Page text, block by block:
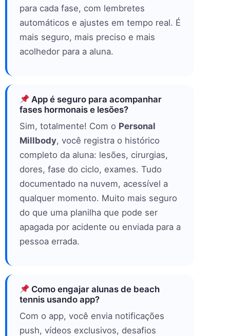
para cada fase, com lembretes
automáticos e ajustes em tempo real. É
mais seguro, mais preciso e mais
acolhedor para a aluna.
App é seguro para acompanhar
fases hormonais e lesões?
Sim, totalmente! Com o Personal
Millbody, você registra o histórico
completo da aluna: lesões, cirurgias,
dores, fase do ciclo, exames. Tudo
documentado na nuvem, acessível a
qualquer momento. Muito mais seguro
do que uma planilha que pode ser
apagada por acidente ou enviada para a
pessoa errada.
Como engajar alunas de beach
tennis usando app?
Com o app, você envia notificações
push, vídeos exclusivos, desafios